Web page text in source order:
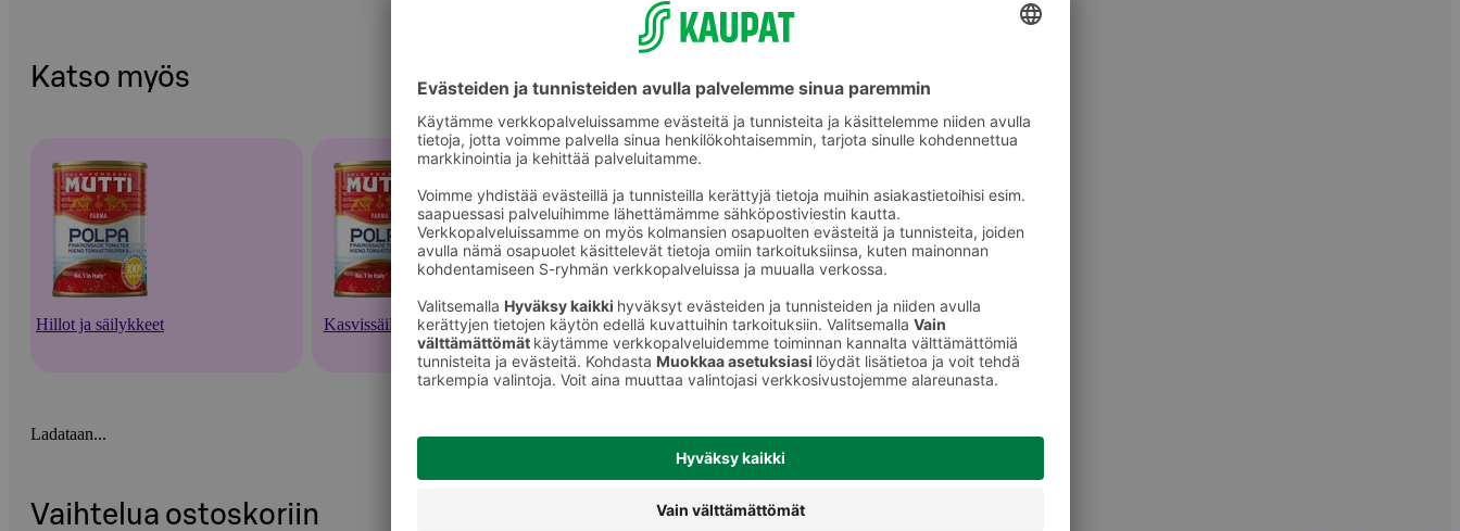
Katso myös
Hillot ja säilykkeet Kasvissäilykkeet Muut vihannessäilykkeet
Ladataan...
Vaihtelua ostoskoriin